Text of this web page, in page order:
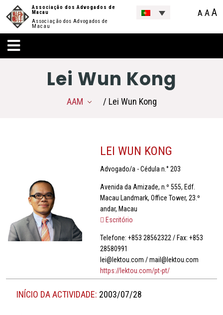
Associação dos Advogados de
Macau
Associação dos Advogados de
Macau
A AA
Lei Wun Kong
AAM / Lei Wun Kong
LEI WUN KONG
Advogado/a - Cédula n.° 203
Avenida da Amizade, n.º 555, Edf.
Macau Landmark, Office Tower, 23.º
andar, Macau
Escritório
Telefone: +853 28562322 / Fax: +853
28580991
lei@lektou.com / mail@lektou.com
https://lektou.com/pt-pt/
INÍCIO DA ACTIVIDADE: 2003/07/28